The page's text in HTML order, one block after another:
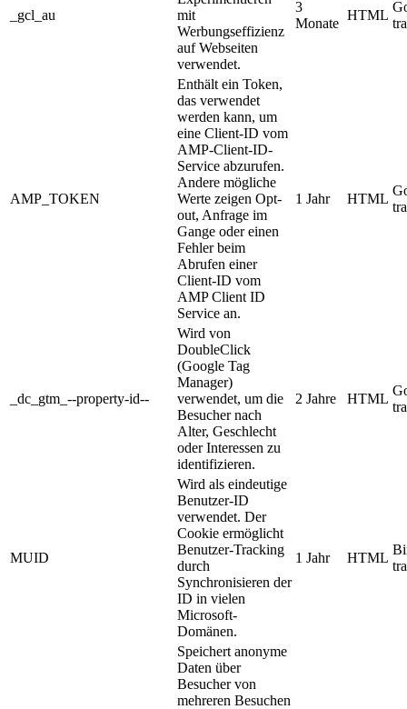
_gcl_au
mit
Werbungseffizienz
auf Webseiten
verwendet.
3
Monate
HTML
AMP_TOKEN
Enthält ein Token,
das verwendet
werden kann, um
eine Client-ID vom
AMP-Client-ID-
Service abzurufen.
Andere mögliche
Werte zeigen Opt-
out, Anfrage im
Gange oder einen
Fehler beim
Abrufen einer
Client-ID vom
AMP Client ID
Service an.
1 Jahr HTML
_dc_gtm_--property-id--
Wird von
DoubleClick
(Google Tag
Manager)
verwendet, um die
Besucher nach
Alter, Geschlecht
oder Interessen zu
identifizieren.
2 Jahre HTML
MUID
Wird als eindeutige
Benutzer-ID
verwendet. Der
Cookie ermöglicht
Benutzer-Tracking
durch
Synchronisieren der
ID in vielen
Microsoft-
Domänen.
1 Jahr HTML
Speichert anonyme
Daten über
Besucher von
mehreren Besuchen